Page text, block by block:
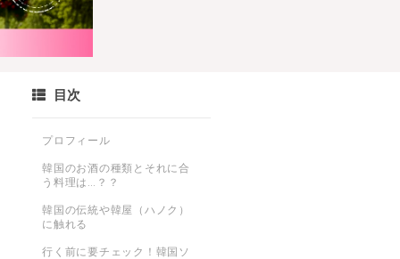
目次
プロフィール
韓国のお酒の種類とそれに合
う料理は…？？
韓国の伝統や韓屋（ハノク）
に触れる
行く前に要チェック！韓国ソ